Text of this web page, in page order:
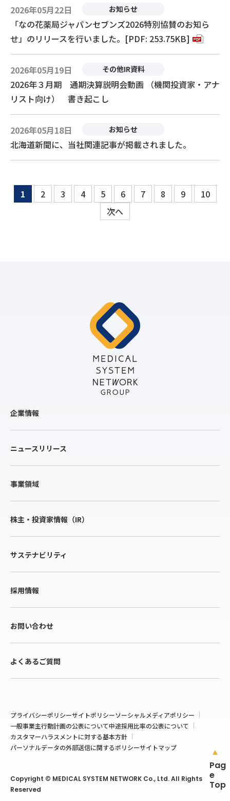
2026年05月22日 お知らせ
「なの花薬局ジャパンセブンズ2026特別協賛のお知ら
せ」のリリースを行いました。[PDF: 253.75KB]
2026年05月19日 その他IR資料
2026年３月期 通期決算説明会動画 （機関投資家・アナ
リスト向け） 書き起こし
2026年05月18日 お知らせ
北海道新聞に、当社関連記事が掲載されました。
1 2 3 4 5 6 7 8 9
10
次へ
Pag
e
Top
企業情報
ニュースリリース
事業領域
株主・投資家情報（IR）
サステナビリティ
採用情報
お問い合わせ
よくあるご質問
プライバシーポリシーサイトポリシーソーシャルメディアポリシー
一般事業主行動計画の公表について中途採用比率の公表について
カスタマーハラスメントに対する基本方針
パーソナルデータの外部送信に関するポリシーサイトマップ
Copyright © MEDICAL SYSTEM NETWORK Co., Ltd. All Rights
Reserved